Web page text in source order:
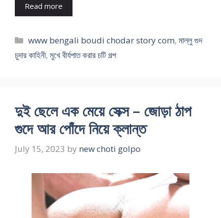
Read more
Categories
www bengali boudi chodar story com,মাল্লু গুদ
চুদার কাহিনী, মুখে বীর্যপাত করার চটি গল্প
দুই ছেলে এক মেয়ে সেক্স – জোড়া ঠাপ
গুদে আর পোঁদে নিয়ে ক্লান্ত
July 15, 2023 by new choti golpo